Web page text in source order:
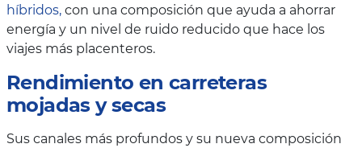
híbridos, con una composición que ayuda a ahorrar
energía y un nivel de ruido reducido que hace los
viajes más placenteros.
Rendimiento en carreteras
mojadas y secas
Sus canales más profundos y su nueva composición